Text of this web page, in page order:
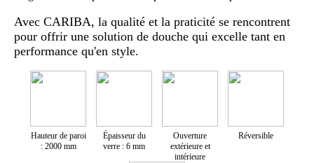
Avec CARIBA, la qualité et la praticité se rencontrent
pour offrir une solution de douche qui excelle tant en
performance qu'en style.
Hauteur de paroi
: 2000 mm
Épaisseur du
verre : 6 mm
Ouverture
extérieure et
intérieure
Réversible